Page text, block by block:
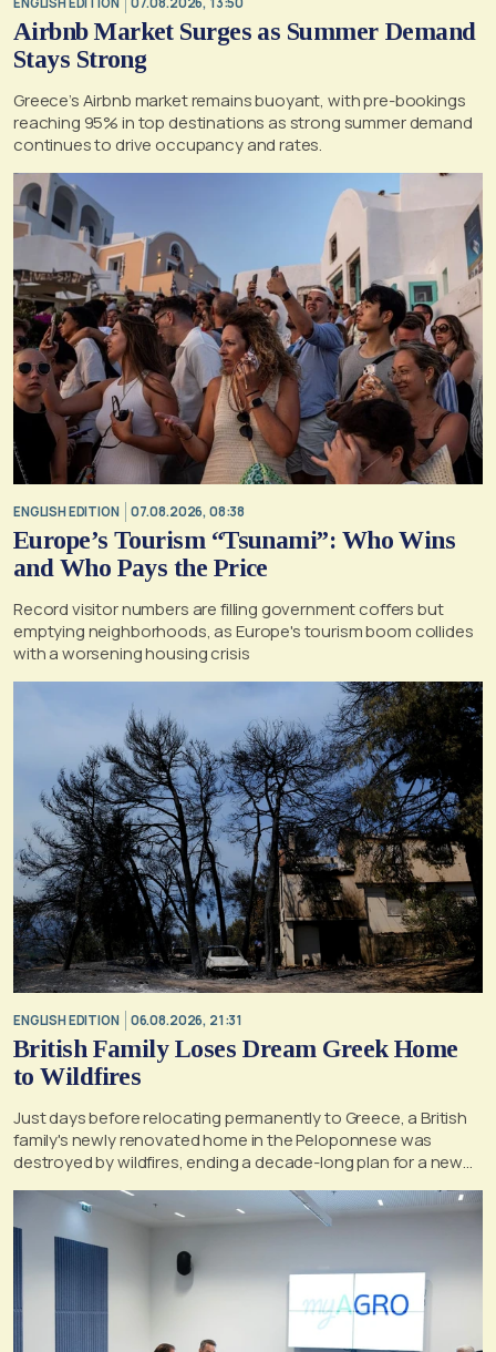
Airbnb Market Surges as Summer Demand
Stays Strong
Greece’s Airbnb market remains buoyant, with pre-bookings
reaching 95% in top destinations as strong summer demand
continues to drive occupancy and rates.
ENGLISH EDITION 07.08.2026, 08:38
Europe’s Tourism “Tsunami”: Who Wins
and Who Pays the Price
Record visitor numbers are filling government coffers but
emptying neighborhoods, as Europe's tourism boom collides
with a worsening housing crisis
ENGLISH EDITION 06.08.2026, 21:31
British Family Loses Dream Greek Home
to Wildfires
Just days before relocating permanently to Greece, a British
family's newly renovated home in the Peloponnese was
destroyed by wildfires, ending a decade-long plan for a new